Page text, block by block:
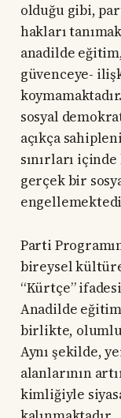
olduğu gibi,
hakları
anadilde
güvenceye-
sosyal
açıkça
sınırları
gerçek bir
Parti
bireysel
“Kürtçe”
Anadilde
birlikte, olumlu
Aynı şekilde,
alanlarının
kimliğiyle